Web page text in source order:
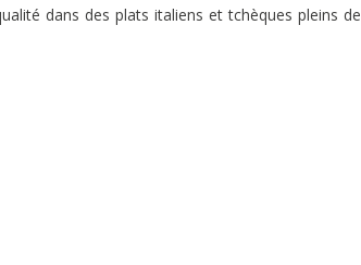
dans des plats italiens et tchèques pleins de